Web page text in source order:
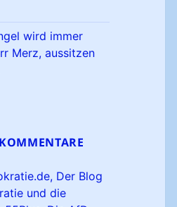
wird immer
Merz, aussitzen
Der Blog
und die